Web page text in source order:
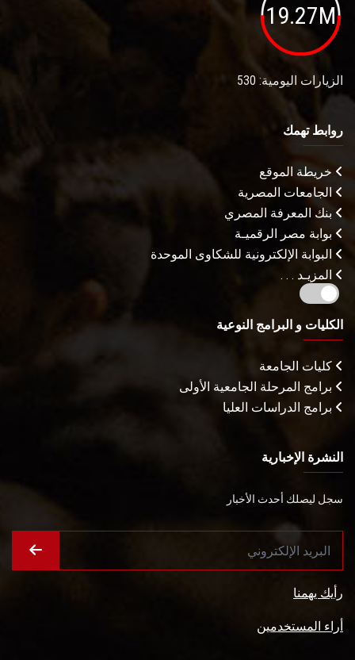
19.27M
الزيارات اليومية: 530
روابط تهمك
خريطة الموقع
الجامعات المصرية
بنك المعرفة المصري
بوابة مصر الرقميـة
البوابة الإلكترونية للشكاوى الموحدة
المزيـد . . .
الكليات و البرامج النوعية
كليات الجامعة
برامج المرحلة الجامعية الأولى
برامج الدراسات العليا
النشرة الإخبارية
سجل ليصلك أحدث الأخبار
رأيك يهمنا
أراء المستخدمين